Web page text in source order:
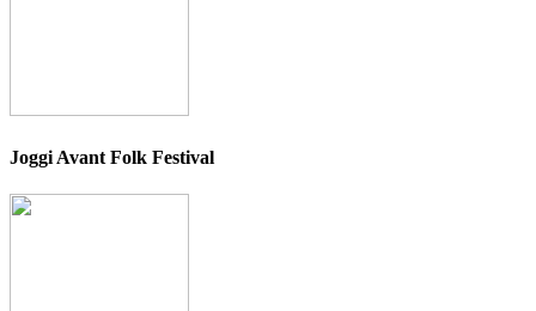
Joggi Avant Folk Festival